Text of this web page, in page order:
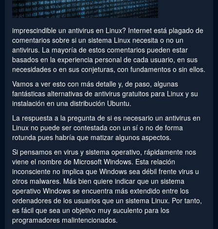
imprescindible un antivirus en Linux? Internet está plagado de
comentarios sobre si un sistema Linux necesita o no un
antivirus. La mayoría de estos comentarios pueden estar
basados en la experiencia personal de cada usuario, en sus
necesidades o en sus conjeturas, con fundamentos o sin ellos.
Vamos a ver esto con más detalle y, de paso, algunas
fantásticas alternativas de antivirus gratuitos para Linux y su
instalación en una distribución Ubuntu.
La respuesta a la pregunta de si es necesario un antivirus en
Linux no puede ser contestada con un sí o no de forma
rotunda pues habría que matizar algunos aspectos.
Si pensamos en virus y sistema operativo, rápidamente nos
viene el nombre de Microsoft Windows. Esta relación
inconsciente no implica que Windows sea débil frente virus u
otros malwares. Más bien quiere indicar que un sistema
operativo Windows se encuentra más extendido entre los
ordenadores de los usuarios que un sistema Linux. Por tanto,
es fácil que sea un objetivo muy suculento para los
programadores malintencionados.